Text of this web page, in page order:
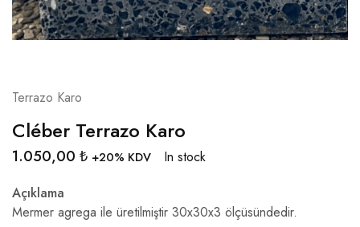
Terrazo Karo
Cléber Terrazo Karo
1.050,00 ₺ +20% KDV
In stock
Açıklama
Mermer agrega ile üretilmiştir 30x30x3 ölçüsündedir.